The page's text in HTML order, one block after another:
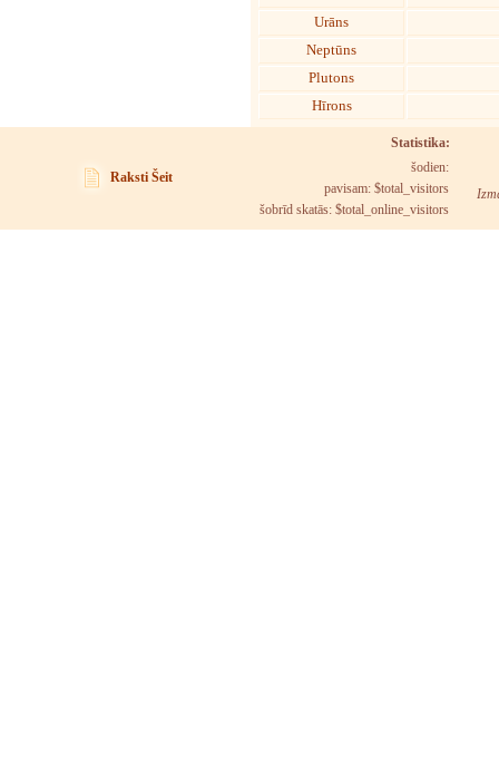
Urāns
Neptūns
Plutons
Hīrons
Raksti Šeit
Statistika:
šodien:
pavisam: $total_visitors
šobrīd skatās: $total_online_visitors